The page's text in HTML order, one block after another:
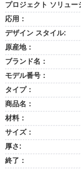
応用：
デザイン スタイル:
原産地：
ブランド名：
モデル番号：
タイプ：
商品名：
材料：
サイズ：
厚さ:
終了：